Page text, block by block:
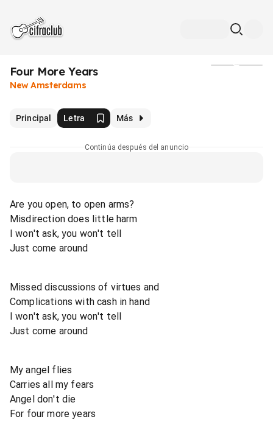
Four More Years
New Amsterdams
Principal Letra Más
Continúa después del anuncio
Are you open, to open arms?
Misdirection does little harm
I won't ask, you won't tell
Just come around
Missed discussions of virtues and
Complications with cash in hand
I won't ask, you won't tell
Just come around
My angel flies
Carries all my fears
Angel don't die
For four more years